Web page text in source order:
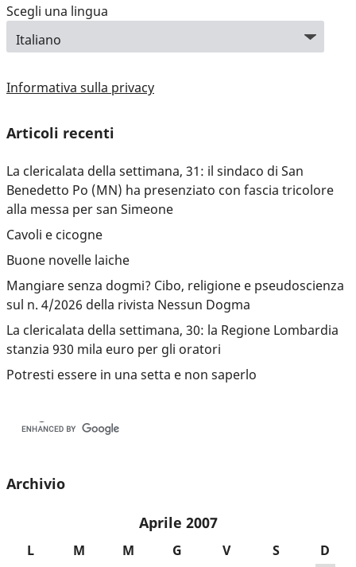
Scegli una lingua
Informativa sulla privacy
Articoli recenti
La clericalata della settimana, 31: il sindaco di San
Benedetto Po (MN) ha presenziato con fascia tricolore
alla messa per san Simeone
Cavoli e cicogne
Buone novelle laiche
Mangiare senza dogmi? Cibo, religione e pseudoscienza
sul n. 4/2026 della rivista Nessun Dogma
La clericalata della settimana, 30: la Regione Lombardia
stanzia 930 mila euro per gli oratori
Potresti essere in una setta e non saperlo
Archivio
Aprile 2007
L M M G V S
D